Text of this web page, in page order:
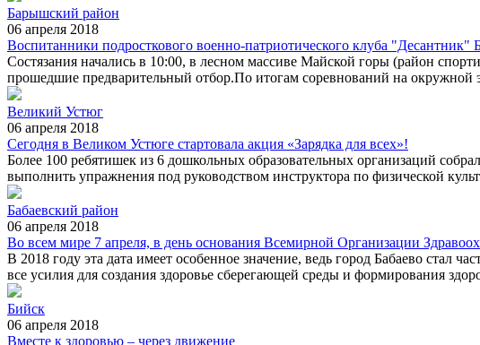
Барышский район
06 апреля 2018
Воспитанники подросткового военно-патриотического клуба "Десантник"
Состязания начались в 10:00, в лесном массиве Майской горы (район
прошедшие предварительный отбор.По итогам соревнований на
Великий Устюг
06 апреля 2018
Сегодня в Великом Устюге стартовала акция «Зарядка для всех»!
Более 100 ребятишек из 6 дошкольных образовательных организаций
выполнить упражнения под руководством инструктора по физической
Бабаевский район
06 апреля 2018
Во всем мире 7 апреля, в день основания Всемирной Организации
В 2018 году эта дата имеет особенное значение, ведь город Бабаево стал
все усилия для создания здоровье сберегающей среды и формирования
Бийск
06 апреля 2018
Вместе к здоровью – через движение